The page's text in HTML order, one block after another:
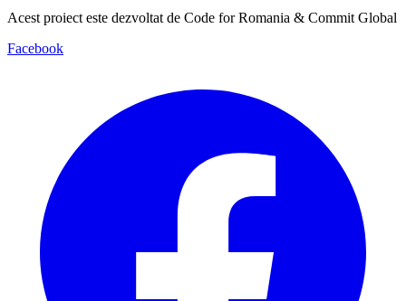
Acest proiect este dezvoltat de Code for Romania & Commit Global
Facebook